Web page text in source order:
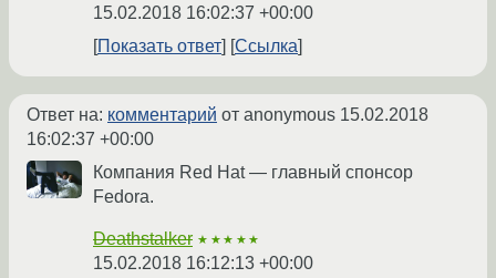
15.02.2018 16:02:37 +00:00
Показать ответ
Ссылка
Ответ на: комментарий от anonymous 15.02.2018
16:02:37 +00:00
Компания Red Hat — главный спонсор
Fedora.
Deathstalker ★★★★★
15.02.2018 16:12:13 +00:00